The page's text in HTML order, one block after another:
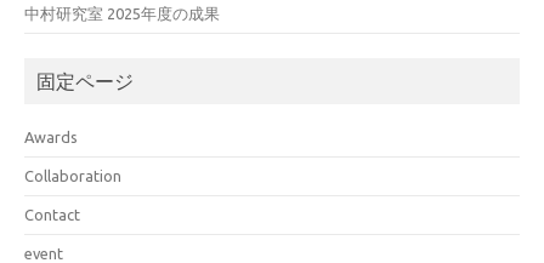
中村研究室 2025年度の成果
固定ページ
Awards
Collaboration
Contact
event